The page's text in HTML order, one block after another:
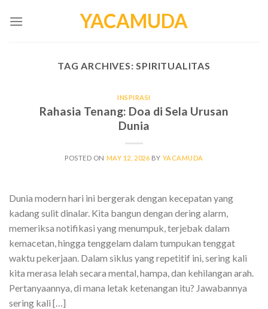
YACAMUDA
TAG ARCHIVES:SPIRITUALITAS
INSPIRASI
Rahasia Tenang: Doa di Sela Urusan
Dunia
POSTED ON MAY 12, 2026 BY YACAMUDA
Dunia modern hari ini bergerak dengan kecepatan yang
kadang sulit dinalar. Kita bangun dengan dering alarm,
memeriksa notifikasi yang menumpuk, terjebak dalam
kemacetan, hingga tenggelam dalam tumpukan tenggat
waktu pekerjaan. Dalam siklus yang repetitif ini, sering kali
kita merasa lelah secara mental, hampa, dan kehilangan arah.
Pertanyaannya, di mana letak ketenangan itu? Jawabannya
sering kali […]